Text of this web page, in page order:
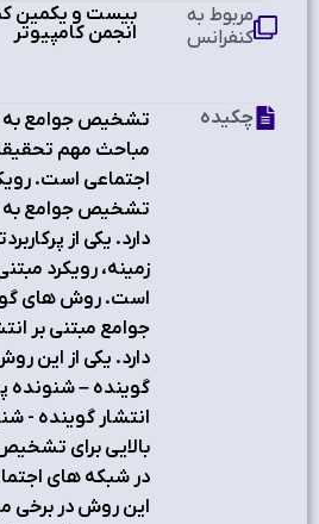
بیست و یکمین
انجمن کامپیوتر
مربوط به
کنفرانس
تشخیص جوامع به
مباحث مهم
اجتماعی است.
تشخیص جوامع به
دارد. یکی از
زمینه، رویکرد
است. روش های
جوامع مبتنی بر
دارد. یکی از این
گوینده –
انتشار گوینده -
بالایی برای
در شبکه های
این روش در برخی
چکیده